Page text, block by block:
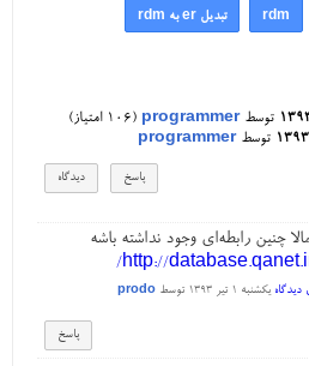
rdm تبدیل er به rdm
توسطprogrammer
(
106 امتیاز)
توسطprogrammer
چنین رابطه‌ای وجود نداشته باشه
http://
دیدگاه یکشنبه ۱ تیر ۱۳۹۳ توسط prodo